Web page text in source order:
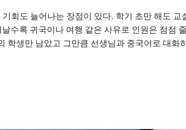
회도 늘어나는 장점이 있다. 학기 초만 해도 교
수록 귀국이나 여행 같은 사유로 인원은 점점
학생만 남았고 그만큼 선생님과 중국어로 대화